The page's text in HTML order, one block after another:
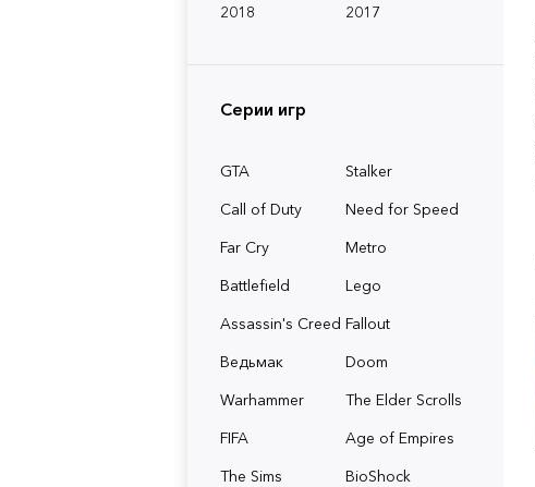
2018
2017
Серии игр
GTA
Stalker
Call of Duty
Need for Speed
Far Cry
Metro
Battlefield
Lego
Assassin's Creed Fallout
Ведьмак
Doom
Warhammer
The Elder Scrolls
FIFA
Age of Empires
The Sims
BioShock